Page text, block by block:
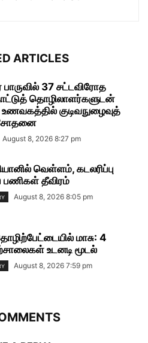
ARTICLES
37 சட்டவிரோத
தொழிலாளர்களுடன்
குடிவநுழைவுத்
August 8, 2026 8:27 pm
வெள்ளம், கடலரிப்பு
பணிகள் தீவிரம்
August 8, 2026 8:05 pm
மாசு: 4
உடனடி மூடல்
August 8, 2026 7:59 pm